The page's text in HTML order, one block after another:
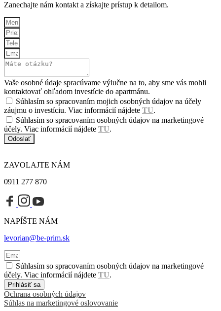
Zanechajte nám kontakt a získajte prístup k detailom.
Vaše osobné údaje spracúvame výlučne na to, aby sme vás mohli
kontaktovať ohľadom investície do apartmánu.
Súhlasím so spracovaním mojich osobných údajov na účely
záujmu o investíciu. Viac informácií nájdete TU.
Súhlasím so spracovaním osobných údajov na marketingové
účely. Viac informácií nájdete TU.
Odoslať
ZAVOLAJTE NÁM
0911 277 870
NAPÍŠTE NÁM
levorian@be-prim.sk
Súhlasím so spracovaním osobných údajov na marketingové
účely. Viac informácií nájdete TU.
Prihlásiť sa
Ochrana osobných údajov
Súhlas na marketingové oslovovanie